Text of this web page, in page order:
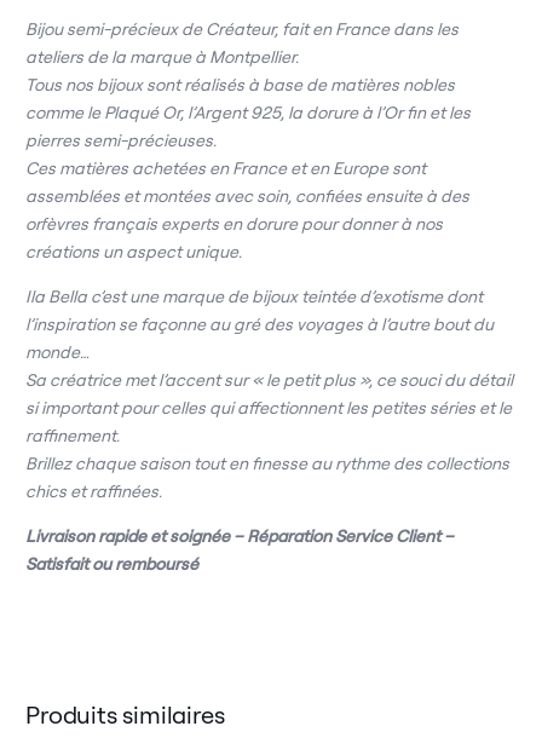
Bijou semi-précieux de Créateur, fait en France dans les
ateliers de la marque à Montpellier.
Tous nos bijoux sont réalisés à base de matières nobles
comme le Plaqué Or, l’Argent 925, la dorure à l’Or fin et les
pierres semi-précieuses.
Ces matières achetées en France et en Europe sont
assemblées et montées avec soin, confiées ensuite à des
orfèvres français experts en dorure pour donner à nos
créations un aspect unique.
Ila Bella c’est une marque de bijoux teintée d’exotisme dont
l’inspiration se façonne au gré des voyages à l’autre bout du
monde…
Sa créatrice met l’accent sur « le petit plus », ce souci du détail
si important pour celles qui affectionnent les petites séries et le
raffinement.
Brillez chaque saison tout en finesse au rythme des collections
chics et raffinées.
Livraison rapide et soignée – Réparation Service Client –
Satisfait ou remboursé
Produits similaires